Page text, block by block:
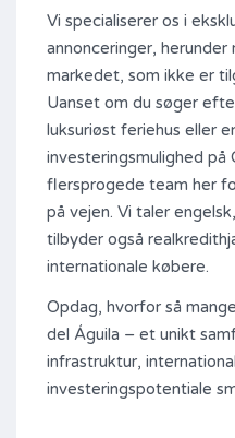
Vi specialiserer os i
annonceringer,
markedet, som ikke er
Uanset om du søger
luksuriøst feriehus eller
investeringsmulighed på
flersprogede team her
på vejen. Vi taler
tilbyder også
internationale købere.
Opdag, hvorfor så
del Águila – et unikt
infrastruktur,
investeringspotentiale